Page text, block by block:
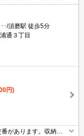
･/須磨駅 徒歩5分
通３丁目
円)
があります。収納は